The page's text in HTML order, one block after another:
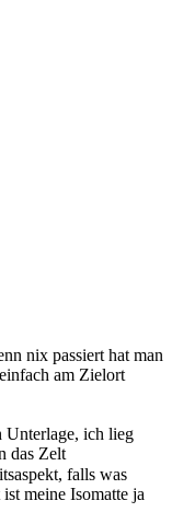
nix passiert hat man
am Zielort
Unterlage, ich lieg
das Zelt
falls was
meine Isomatte ja